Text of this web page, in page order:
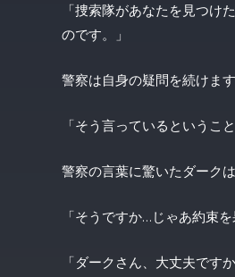
「捜索隊があなたを見つけ
のです。」
警察は自身の疑問を続けます
「そう言っているというこ
警察の言葉に驚いたダーク
「そうですか…じゃあ約束
「ダークさん、大丈夫ですか